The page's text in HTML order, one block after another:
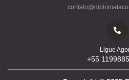
Ligue
+55